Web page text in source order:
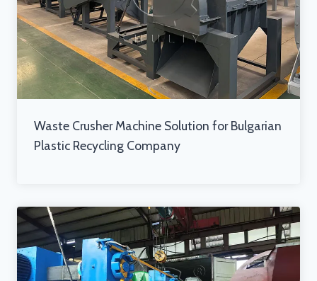
Waste Crusher Machine Solution for Bulgarian
Plastic Recycling Company